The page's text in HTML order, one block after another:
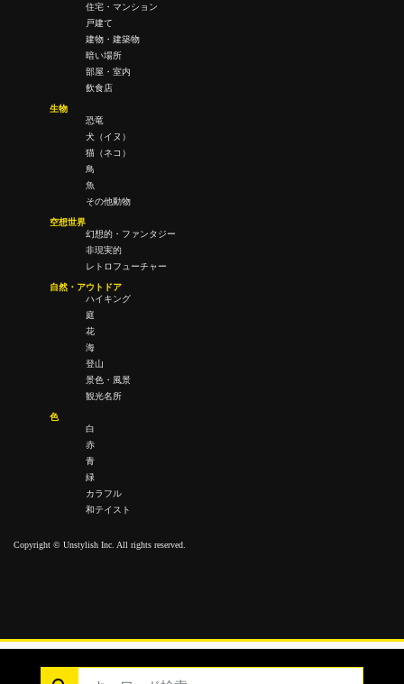
住宅・マンション
戸建て
建物・建築物
暗い場所
部屋・室内
飲食店
生物
恐竜
犬（イヌ）
猫（ネコ）
鳥
魚
その他動物
空想世界
幻想的・ファンタジー
非現実的
レトロフューチャー
自然・アウトドア
ハイキング
庭
花
海
登山
景色・風景
観光名所
色
白
赤
青
緑
カラフル
和テイスト
Copyright © Unstylish Inc. All rights reserved.